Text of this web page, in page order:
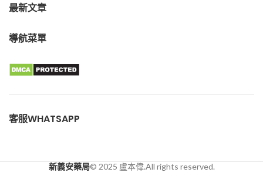
最新文章
導航菜單
客服WHATSAPP
新義安藥局© 2025 盧本偉.All rights reserved.